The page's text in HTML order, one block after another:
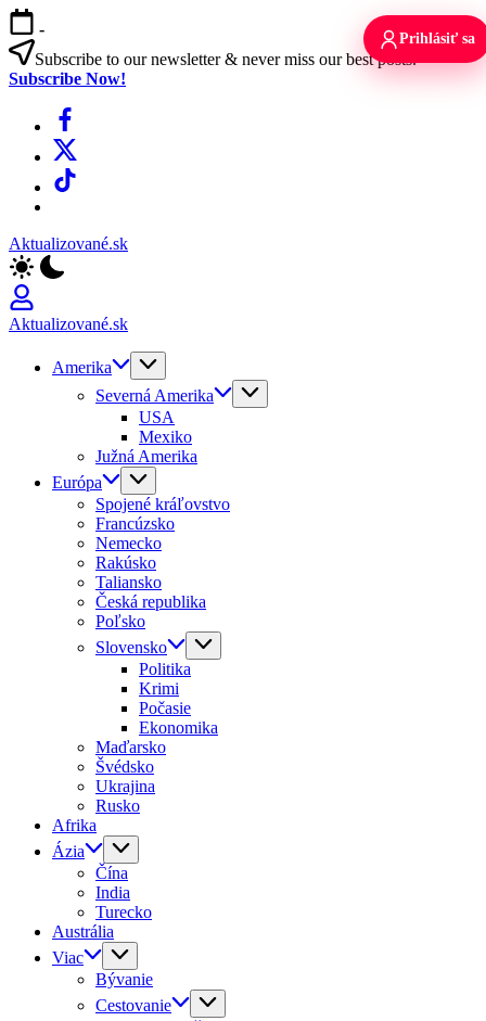
Skip
to
content
-
Subscribe to our newsletter & never miss our best posts.
Subscribe Now!
Facebook
X
TikTok
Aktualizované.sk
Aktualizované.sk
Amerika
Severná Amerika
USA
Mexiko
Južná Amerika
Európa
Spojené kráľovstvo
Francúzsko
Nemecko
Rakúsko
Taliansko
Česká republika
Poľsko
Slovensko
Politika
Krimi
Počasie
Ekonomika
Maďarsko
Švédsko
Ukrajina
Rusko
Afrika
Ázia
Čína
India
Turecko
Austrália
Viac
Bývanie
Cestovanie
Prihlásiť sa